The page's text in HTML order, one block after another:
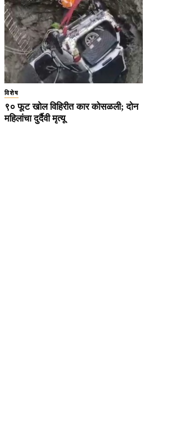
विशेष
९० फूट खोल विहिरीत कार कोसळली; दोन
महिलांचा दुर्दैवी मृत्यू